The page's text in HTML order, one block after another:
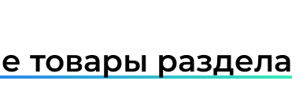
товары раздела